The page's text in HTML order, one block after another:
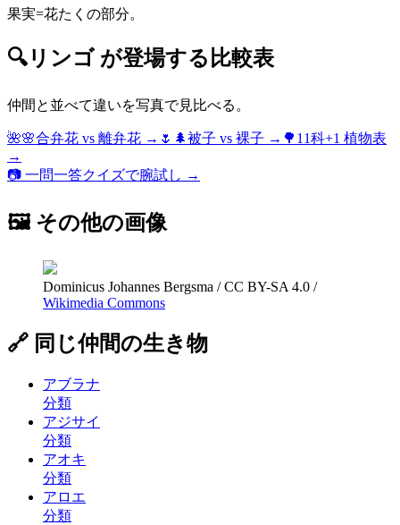
果実=花たくの部分。
🔍リンゴが登場する比較表
仲間と並べて違いを写真で見比べる。
🌺🌸合弁花 vs 離弁花 → 🌷🌲被子 vs 裸子 → 🌳 11科+1 植物表
→
📷 一問一答クイズで腕試し →
🖼 その他の画像
Dominicus Johannes Bergsma /CC BY-SA 4.0 /
Wikimedia Commons
🔗 同じ仲間の生き物
アブラナ
分類
アジサイ
分類
アオキ
分類
アロエ
分類